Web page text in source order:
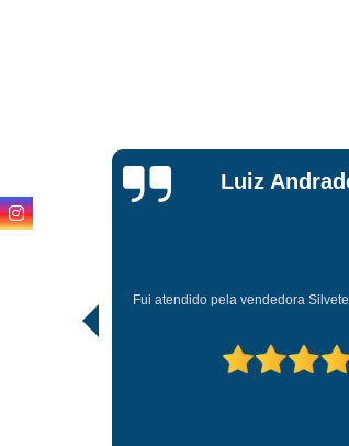
Karla
preciso d alguma coisa eles m